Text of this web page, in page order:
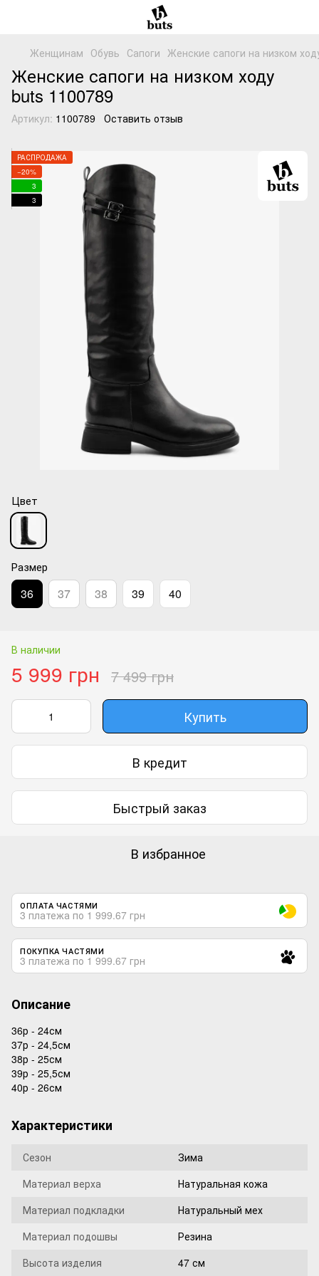
Женщинам Обувь Сапоги Женские сапоги на низком
Женские сапоги на низком ходу
buts 1100789
Артикул: 1100789 Оставить отзыв
РАСПРОДАЖА
−20%
3
3
Цвет
Размер
36 37 38 39 40
В наличии
5 999 грн 7 499 грн
Купить
В кредит
Быстрый заказ
В избранное
ОПЛАТА ЧАСТЯМИ
3 платежа по 1 999.67 грн
ПОКУПКА ЧАСТЯМИ
3 платежа по 1 999.67 грн
Описание
36р - 24см
37р - 24,5см
38р - 25см
39р - 25,5см
40р - 26см
Характеристики
Сезон
Зима
Материал верха
Натуральная кожа
Материал подкладки
Натуральный мех
Материал подошвы
Резина
Высота изделия
47 см